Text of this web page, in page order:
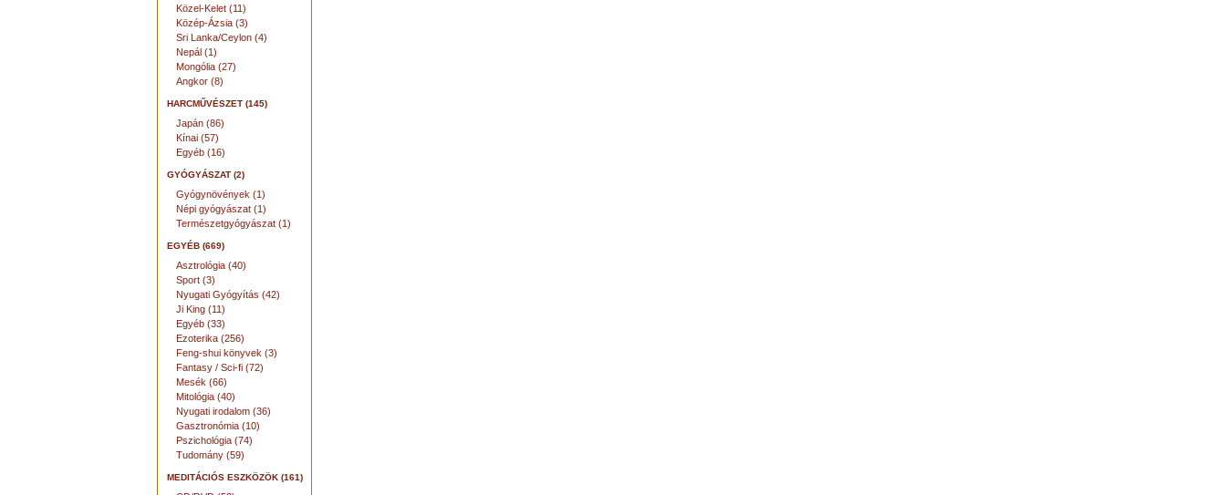
Közel-Kelet (11)
Közép-Ázsia (3)
Sri Lanka/Ceylon (4)
Nepál (1)
Mongólia (27)
Angkor (8)
HARCMŰVÉSZET (145)
Japán (86)
Kínai (57)
Egyéb (16)
GYÓGYÁSZAT (2)
Gyógynövények (1)
Népi gyógyászat (1)
Természetgyógyászat (1)
EGYÉB (669)
Asztrológia (40)
Sport (3)
Nyugati Gyógyítás (42)
Ji King (11)
Egyéb (33)
Ezoterika (256)
Feng-shui könyvek (3)
Fantasy / Sci-fi (72)
Mesék (66)
Mitológia (40)
Nyugati irodalom (36)
Gasztronómia (10)
Pszichológia (74)
Tudomány (59)
MEDITÁCIÓS ESZKÖZÖK (161)